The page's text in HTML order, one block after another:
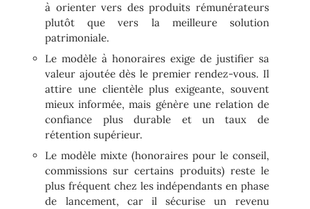
à orienter vers des produits rémunérateurs
plutôt que vers la meilleure solution
patrimoniale.
Le modèle à honoraires exige de justifier sa
valeur ajoutée dès le premier rendez-vous. Il
attire une clientèle plus exigeante, souvent
mieux informée, mais génère une relation de
confiance plus durable et un taux de
rétention supérieur.
Le modèle mixte (honoraires pour le conseil,
commissions sur certains produits) reste le
plus fréquent chez les indépendants en phase
de lancement, car il sécurise un revenu